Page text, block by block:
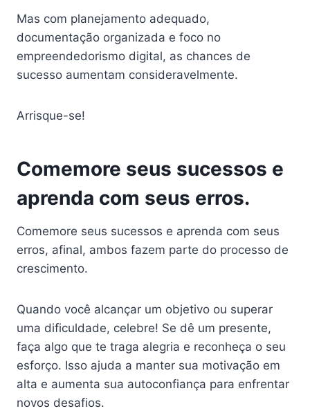
Mas com planejamento adequado,
documentação organizada e foco no
empreendedorismo digital, as chances de
sucesso aumentam consideravelmente.
Arrisque-se!
Comemore seus sucessos e
aprenda com seus erros.
Comemore seus sucessos e aprenda com seus
erros, afinal, ambos fazem parte do processo de
crescimento.
Quando você alcançar um objetivo ou superar
uma dificuldade, celebre! Se dê um presente,
faça algo que te traga alegria e reconheça o seu
esforço. Isso ajuda a manter sua motivação em
alta e aumenta sua autoconfiança para enfrentar
novos desafios.